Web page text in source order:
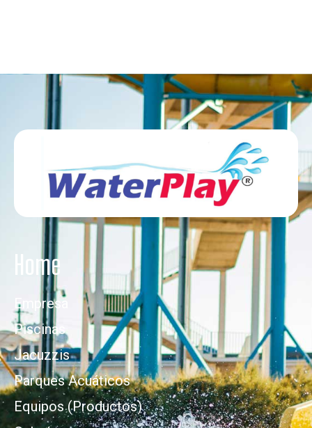
Home
Empresa
Piscinas
Jacuzzis
Parques Acuáticos
Equipos (Productos)